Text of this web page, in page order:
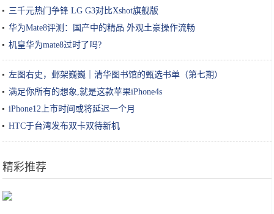
三千元热门争锋 LG G3对比Xshot旗舰版
华为Mate8评测：国产中的精品 外观土豪操作流畅
机皇华为mate8过时了吗?
左图右史，邺架巍巍｜清华图书馆的甄选书单（第七期）
满足你所有的想象,就是这款苹果iPhone4s
iPhone12上市时间或将延迟一个月
HTC于台湾发布双卡双待新机
精彩推荐